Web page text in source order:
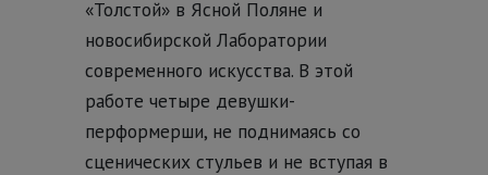
«Толстой» в Ясной Поляне и
новосибирской Лаборатории
современного искусства. В этой
работе четыре девушки-
перформерши, не поднимаясь со
сценических стульев и не вступая в